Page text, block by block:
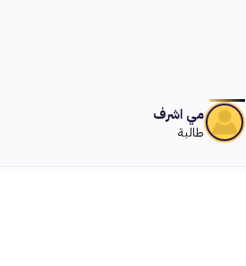
مي اشرف
طالبة